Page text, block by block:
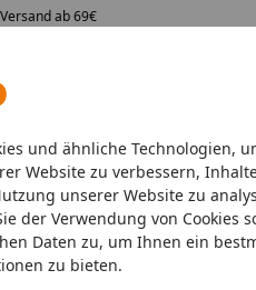
und ähnliche Technologien,
Website zu verbessern,
unserer Website zu
der Verwendung von Cookies
Daten zu, um Ihnen ein
zu bieten.
ab 69€
Neuheiten Sommerhits
Wie